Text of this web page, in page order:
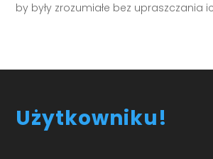
by były zrozumiałe bez upraszczania
Użytkowniku!